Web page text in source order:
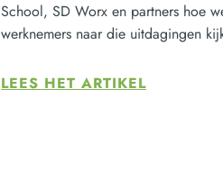
School, SD Worx en partners hoe
werknemers naar die uitdagingen
LEES HET ARTIKEL